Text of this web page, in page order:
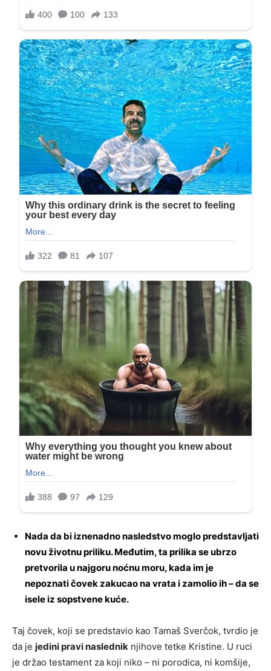
Nada da bi iznenadno nasledstvo moglo predstavljati
novu životnu priliku. Međutim, ta prilika se ubrzo
pretvorila u najgoru noćnu moru, kada im je
nepoznati čovek zakucao na vrata i zamolio ih – da se
isele iz sopstvene kuće.
Taj čovek, koji se predstavio kao Tamaš Sverčok, tvrdio je
da je jedini pravi naslednik njihove tetke Kristine. U ruci
je držao testament za koji niko – ni porodica, ni komšije,